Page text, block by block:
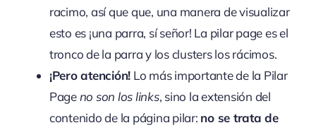
racimo, así que que, una manera de visualizar
esto es ¡una parra, sí señor! La pilar page es el
tronco de la parra y los clusters los rácimos.
¡Pero atención! Lo más importante de la Pilar
Pageno son los links, sino la extensión del
contenido de la página pilar: no se trata de